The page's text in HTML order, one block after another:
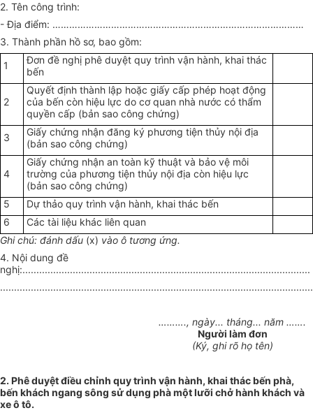
2. Tên công trình:
- Địa điểm: ………………………………………………………………………………
3. Thành phần hồ sơ, bao gồm:
1
Đơn đề nghị phê duyệt quy trình vận hành, khai thác
bến
2
Quyết địnhthành lập hoặc giấy cấp phép hoạt động
của bến còn hiệu lực do cơ quan nhà nước có thẩm
quyền cấp (bản sao công chứng)
3
Giấy chứng nhận đăng ký phương tiện thủynội địa
(bản sao công chứng)
4
Giấy chứng nhận an toàn kỹ thuật và bảo vệ môi
trường của phương tiện thủy nội địa còn hiệu lực
(bản sao công chứng)
5
Dự thảo quy trình vận hành, khai thác bến
6
Các tài liệu khác liên quan
Ghi chú: đánh dấu (x) vào ô tương ứng.
4. Nội dung đề
nghị:.......................................................................................................
………., ngày... tháng... năm …….
Người làm đơn
(Ký, ghi rõ họ tên)
2. Phê duyệt điều chỉnh quy trình vận hành, khai thác bến phà,
bến khách ngang sông sử dụng phà một lưỡi chở hành khách và
xe ô tô.